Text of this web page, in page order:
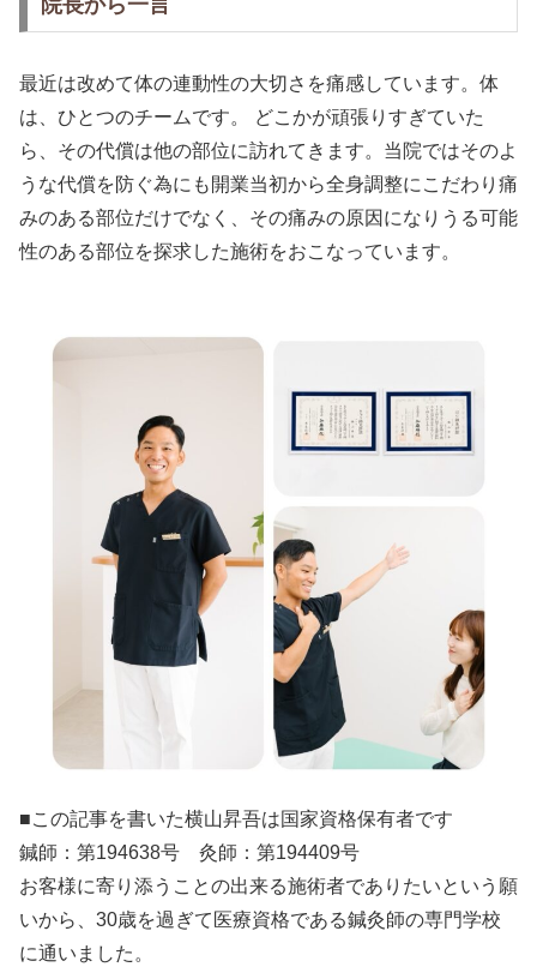
院長から一言
最近は改めて体の連動性の大切さを痛感しています。体
は、ひとつのチームです。 どこかが頑張りすぎていた
ら、その代償は他の部位に訪れてきます。当院ではそのよ
うな代償を防ぐ為にも開業当初から全身調整にこだわり痛
みのある部位だけでなく、その痛みの原因になりうる可能
性のある部位を探求した施術をおこなっています。
■この記事を書いた横山昇吾は国家資格保有者です
鍼師：第194638号 灸師：第194409号
お客様に寄り添うことの出来る施術者でありたいという願
いから、30歳を過ぎて医療資格である鍼灸師の専門学校
に通いました。